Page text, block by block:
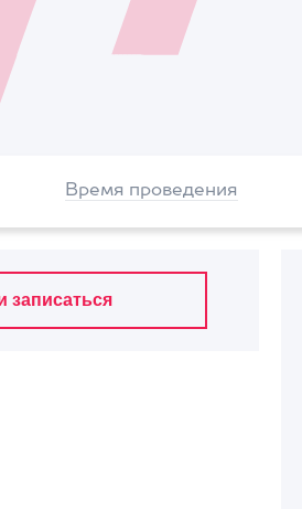
Время проведения